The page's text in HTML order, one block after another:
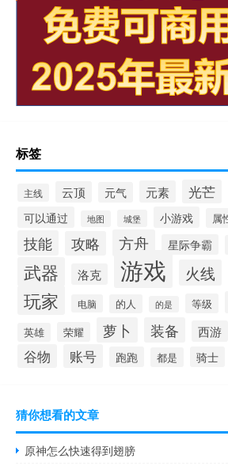
标签
主线 云顶 元气 元素 光芒
可以通过 地图 城堡 小游戏 属
技能 攻略 方舟 星际争霸
武器 洛克 游戏 火线
玩家 电脑 的人 的是 等级
英雄 荣耀 萝卜 装备 西游
谷物 账号 跑跑 都是 骑士
猜你想看的文章
原神怎么快速得到翅膀